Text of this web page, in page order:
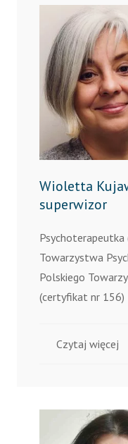
Wioletta
superwizor
Towarzystwa
Polskiego
(certyfikat nr 156)
Czytaj więcej